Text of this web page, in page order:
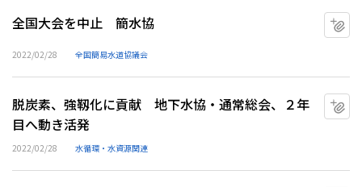
全国大会を中止 簡水協
2022/02/28 全国簡易水道協議会
脱炭素、強靱化に貢献 地下水協・通常総会、２年
目へ動き活発
2022/02/28 水循環・水資源関連